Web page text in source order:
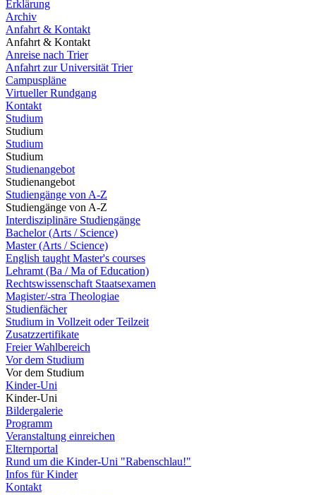
Erklärung
Archiv
Anfahrt & Kontakt
Anfahrt & Kontakt
Anreise nach Trier
Anfahrt zur Universität Trier
Campuspläne
Virtueller Rundgang
Kontakt
Studium
Studium
Studium
Studium
Studienangebot
Studienangebot
Studiengänge von A-Z
Studiengänge von A-Z
Interdisziplinäre Studiengänge
Bachelor (Arts / Science)
Master (Arts / Science)
English taught Master's courses
Lehramt (Ba / Ma of Education)
Rechtswissenschaft Staatsexamen
Magister/-stra Theologiae
Studienfächer
Studium in Vollzeit oder Teilzeit
Zusatzzertifikate
Freier Wahlbereich
Vor dem Studium
Vor dem Studium
Kinder-Uni
Kinder-Uni
Bildergalerie
Programm
Veranstaltung einreichen
Elternportal
Rund um die Kinder-Uni "Rabenschlau!"
Infos für Kinder
Kontakt